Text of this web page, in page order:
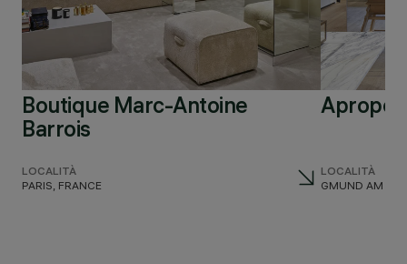
Boutique Marc-Antoine
Barrois
LOCALITÀ
PARIS, FRANCE
LOCALITÀ
GMUND AM